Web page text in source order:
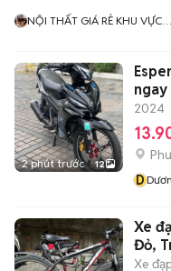
NỘI THẤT GIÁ RẺ KHU VỰC
2 phút trước 12
ngay
2024
D
Xe
Đỏ,
Xe